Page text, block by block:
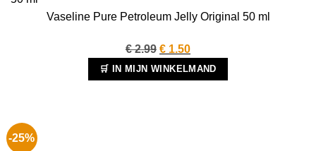
Vaseline Pure Petroleum Jelly Original 50 ml
€2.99 Oorspronkelijke
prijs
was:
€ 1.50Huidige
prijs
is:
🛒 IN MIJN WINKELMAND
-25%